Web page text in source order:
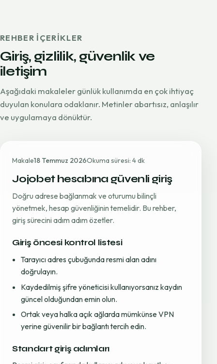
REHBER IÇERIKLER
Giriş, gizlilik, güvenlik ve
iletişim
Aşağıdaki makaleler günlük kullanımda en çok ihtiyaç
duyulan konulara odaklanır. Metinler abartısız, anlaşılır
ve uygulamaya dönüktür.
Makale18 Temmuz 2026Okuma süresi: 4 dk
Jojobet hesabına güvenli giriş
Doğru adrese bağlanmak ve oturumu bilinçli
yönetmek, hesap güvenliğinin temelidir. Bu rehber,
giriş sürecini adım adım özetler.
Giriş öncesi kontrol listesi
Tarayıcı adres çubuğunda resmi alan adını
doğrulayın.
Kaydedilmiş şifre yöneticisi kullanıyorsanız kaydın
güncel olduğundan emin olun.
Ortak veya halka açık ağlarda mümkünse VPN
yerine güvenilir bir bağlantı tercih edin.
Standart giriş adımları